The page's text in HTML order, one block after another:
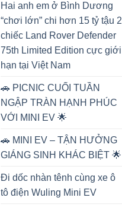
Hai anh em ở Bình Dương
“chơi lớn” chi hơn 15 tỷ tậu 2
chiếc Land Rover Defender
75th Limited Edition cực giới
hạn tại Việt Nam
🚗 PICNIC CUỐI TUẦN
NGẬP TRÀN HẠNH PHÚC
VỚI MINI EV 🌟
🚗 MINI EV – TẬN HƯỞNG
GIÁNG SINH KHÁC BIỆT 🌟
Đi dốc nhàn tênh cùng xe ô
tô điện Wuling Mini EV